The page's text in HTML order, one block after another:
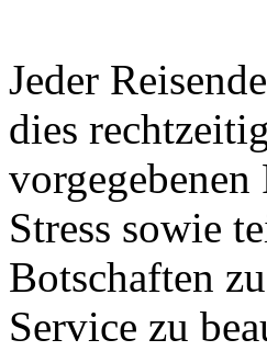
Jeder
dies
Stress sowie
Botschaften
Service zu